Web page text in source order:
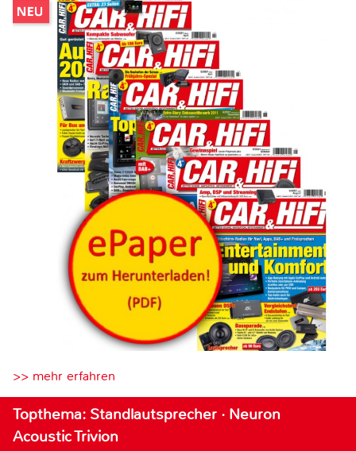
>> mehr erfahren
Topthema: Standlautsprecher · Neuron
Acoustic Trivion